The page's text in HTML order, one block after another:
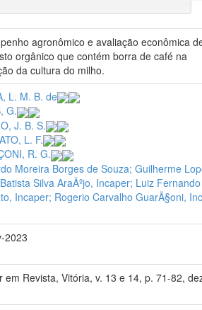
agronômico e avaliação econômica
orgânico que contém borra de café na
da cultura do milho.
L. M. B. de
G.
J. B. S.
L. F.
R. G.
Moreira Borges de Souza; Guilherme
Silva AraÃºjo, Incaper; Luiz Fernando
Incaper; Rogerio Carvalho GuarÃ§oni,
2023
em Revista, Vitória, v. 13 e 14, p. 71-82,